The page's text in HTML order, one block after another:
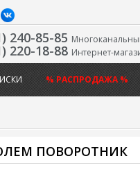
240-85-85
220-18-88 Интернет-
% РАСПРОДАЖА %
ПОВОРОТНИК